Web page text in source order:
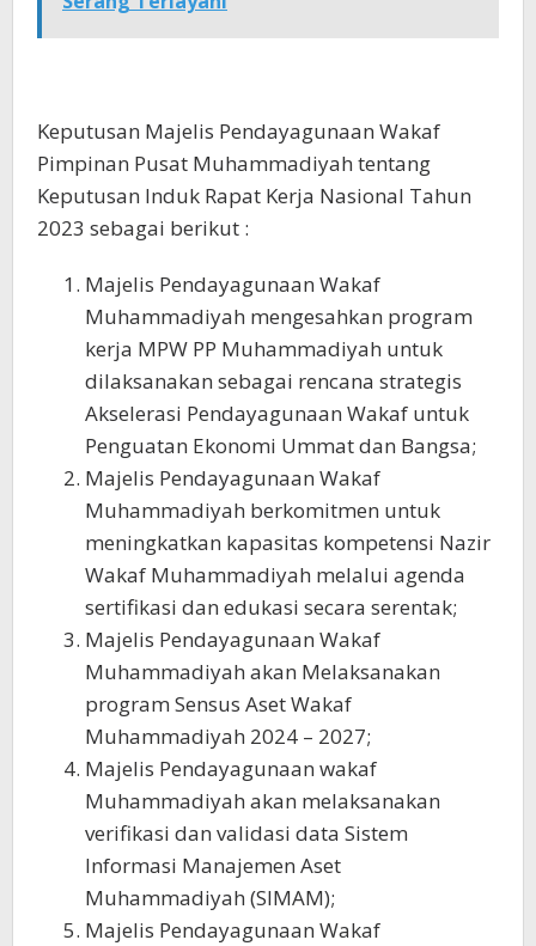
Keputusan Majelis Pendayagunaan Wakaf
Pimpinan Pusat Muhammadiyah tentang
Keputusan Induk Rapat Kerja Nasional Tahun
2023 sebagai berikut :
Majelis Pendayagunaan Wakaf
Muhammadiyah mengesahkan program
kerja MPW PP Muhammadiyah untuk
dilaksanakan sebagai rencana strategis
Akselerasi Pendayagunaan Wakaf untuk
Penguatan Ekonomi Ummat dan Bangsa;
Majelis Pendayagunaan Wakaf
Muhammadiyah berkomitmen untuk
meningkatkan kapasitas kompetensi Nazir
Wakaf Muhammadiyah melalui agenda
sertifikasi dan edukasi secara serentak;
Majelis Pendayagunaan Wakaf
Muhammadiyah akan Melaksanakan
program Sensus Aset Wakaf
Muhammadiyah 2024 – 2027;
Majelis Pendayagunaan wakaf
Muhammadiyah akan melaksanakan
verifikasi dan validasi data Sistem
Informasi Manajemen Aset
Muhammadiyah (SIMAM);
Majelis Pendayagunaan Wakaf